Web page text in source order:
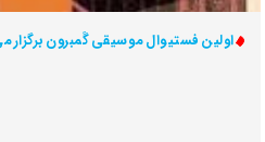
اولین فستیوال موسیقی گَمبرون برگزار